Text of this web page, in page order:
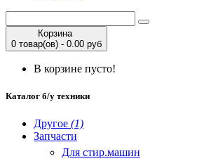
Корзина
0 товар(ов) - 0.00 руб
В корзине пусто!
Каталог б/у техники
Другое (1)
Запчасти
Для стир.машин